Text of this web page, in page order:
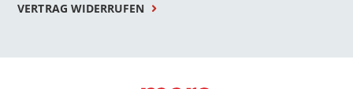
VERTRAG WIDERRUFEN